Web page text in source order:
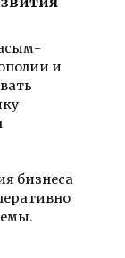
и
бизнеса